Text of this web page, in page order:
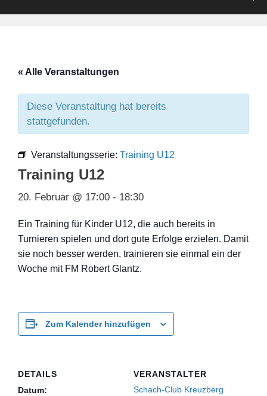
« Alle Veranstaltungen
Diese Veranstaltung hat bereits
stattgefunden.
Veranstaltungsserie: Training U12
Training U12
20. Februar @ 17:00 - 18:30
Ein Training für Kinder U12, die auch bereits in
Turnieren spielen und dort gute Erfolge erzielen. Damit
sie noch besser werden, trainieren sie einmal ein der
Woche mit FM Robert Glantz.
Zum Kalender hinzufügen
DETAILS
Datum:
VERANSTALTER
Schach-Club Kreuzberg